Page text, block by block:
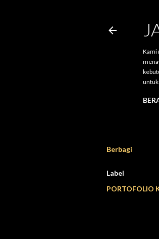
Kami
untuk
Berbagi
Label
PORTOFOLIO